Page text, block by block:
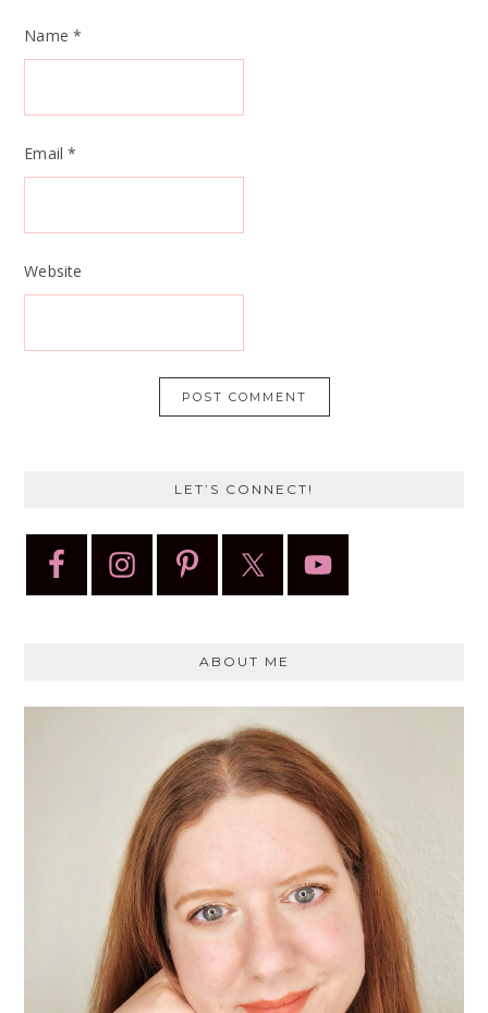
Name *
Email *
Website
LET’S CONNECT!
ABOUT ME